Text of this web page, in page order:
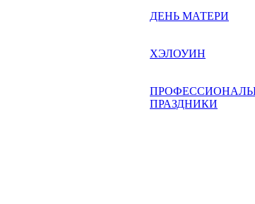
ДЕНЬ МАТЕРИ
ХЭЛОУИН
ПРАЗДНИКИ